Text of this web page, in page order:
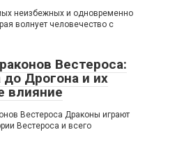
неизбежных и одновременно
волнует человечество с
Вестероса:
Дрогона и их
влияние
Вестероса Драконы играют
Вестероса и всего